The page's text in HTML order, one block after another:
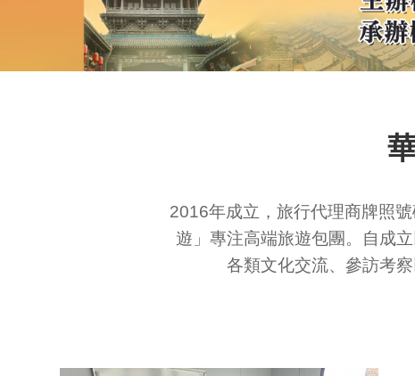
2016年成立，旅行代理商牌照
遊」專注高端旅遊包團。自成
各類文化交流、參訪考